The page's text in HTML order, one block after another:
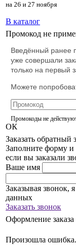
на 26 и 27 ноября
В каталог
Промокод не
Введённый ранее
уже совершали
только на первый
Можете
Промокоды не
ОК
Заказать обратный
Заполните форму и
если вы заказали
Ваше имя
Заказывая звонок,
данных
Заказать звонок
Оформление заказа
Произошла ошибка.